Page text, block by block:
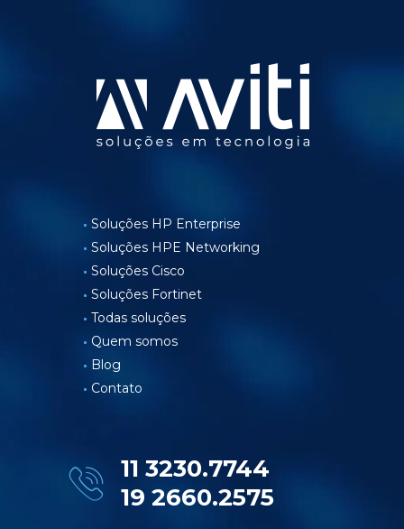
Soluções HP Enterprise
Soluções HPE Networking
Soluções Cisco
Soluções Fortinet
Todas soluções
Quem somos
Blog
Contato
11 3230.7744
19 2660.2575